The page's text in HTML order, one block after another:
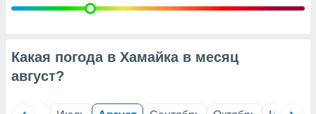
Какая погода в Хамайка в месяц
август?